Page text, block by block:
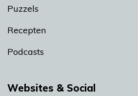
Puzzels
Recepten
Podcasts
Websites & Social